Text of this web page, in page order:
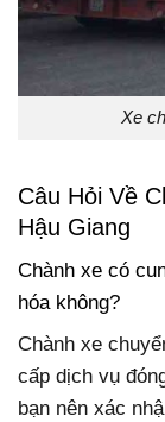
Xe
Câu Hỏi Về
Hậu Giang
Chành xe có
hóa không?
Chành xe
cấp dịch vụ
bạn nên xác